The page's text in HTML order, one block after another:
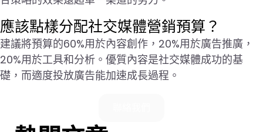
應該點樣分配社交媒體營銷預算？
建議將預算的60%用於內容創作，20%用於廣告推廣，
20%用於工具和分析。優質內容是社交媒體成功的基
礎，而適度投放廣告能加速成長過程。